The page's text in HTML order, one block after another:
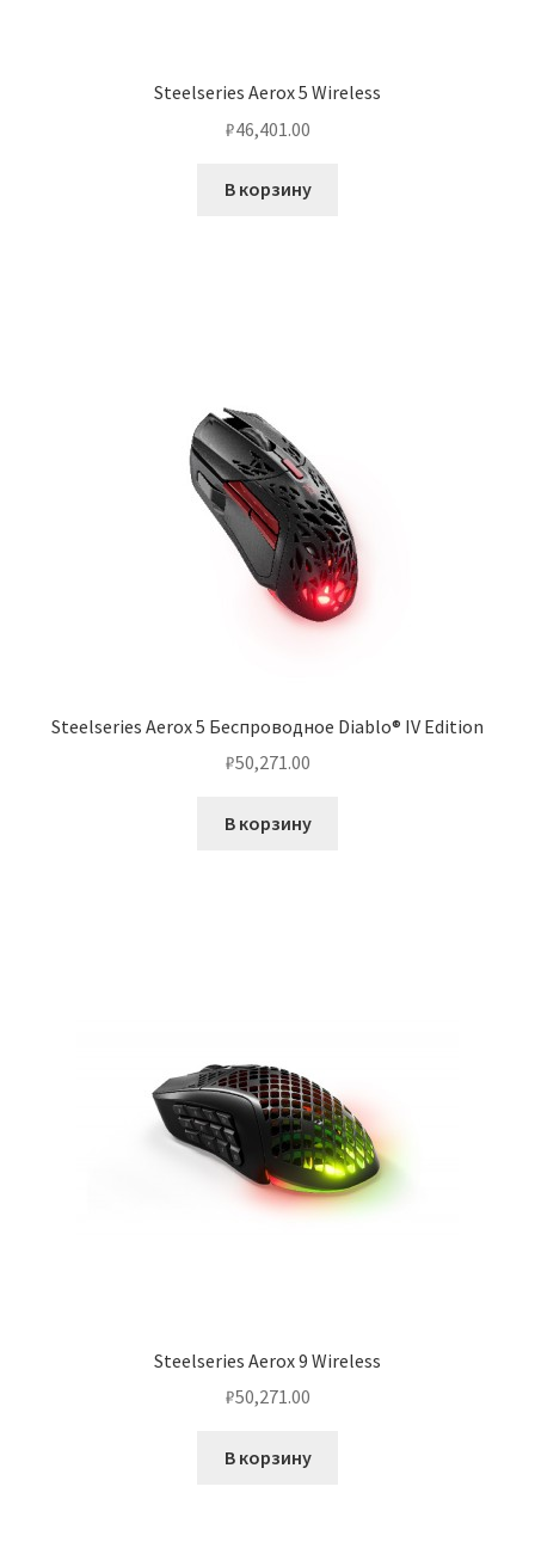
Steelseries Aerox 5 Wireless
₽46,401.00
В корзину
Steelseries Aerox 5 Беспроводное Diablo® IV Edition
₽50,271.00
В корзину
Steelseries Aerox 9 Wireless
₽50,271.00
В корзину